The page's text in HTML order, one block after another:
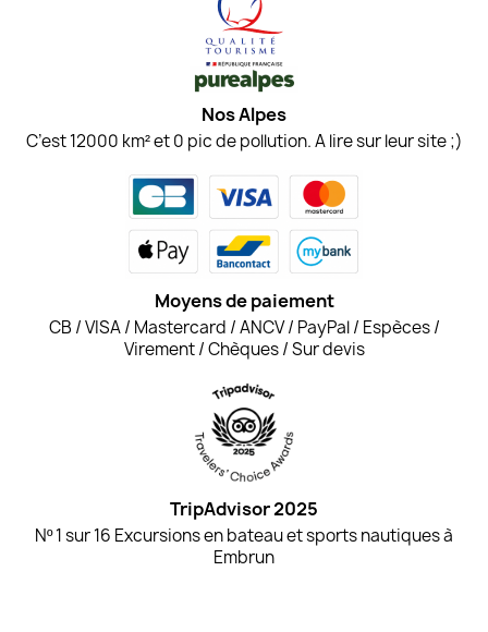
Nos Alpes
C’est 12000 km² et 0 pic de pollution. A lire sur leur site ;)
Moyens de paiement
CB / VISA / Mastercard / ANCV / PayPal / Espèces /
Virement / Chèques / Sur devis
TripAdvisor 2025
Nº 1 sur 16 Excursions en bateau et sports nautiques à
Embrun